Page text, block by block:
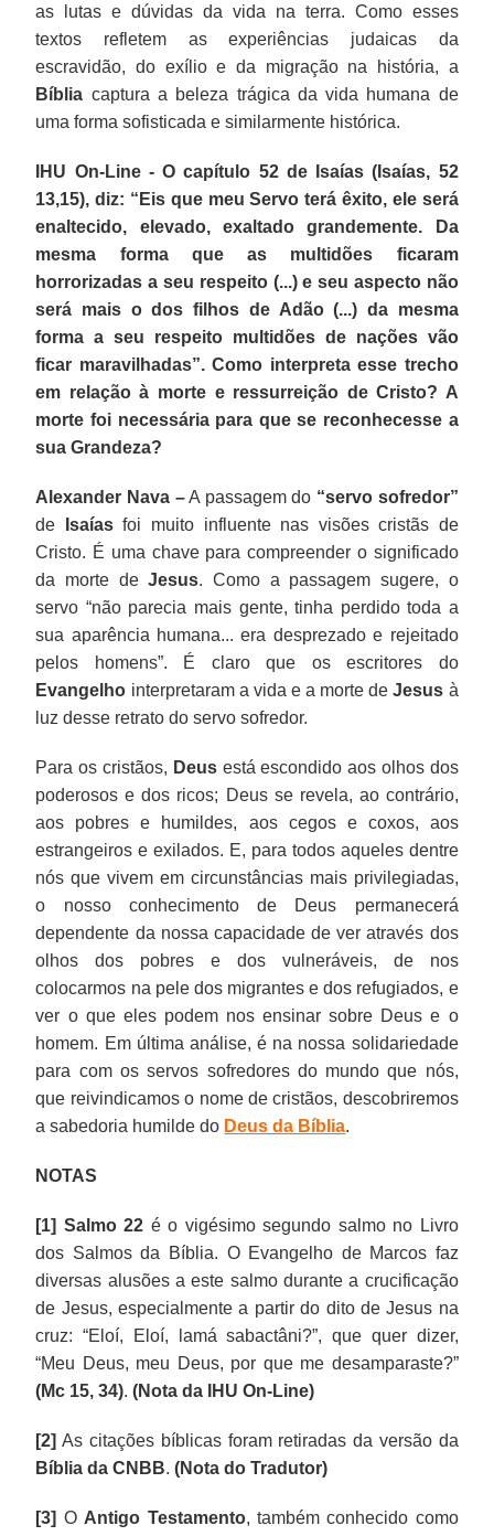
as lutas e dúvidas da vida na terra. Como esses
textos refletem as experiências judaicas da
escravidão, do exílio e da migração na história, a
Bíblia captura a beleza trágica da vida humana de
uma forma sofisticada e similarmente histórica.
IHU On-Line - O capítulo 52 de Isaías (Isaías, 52
13,15), diz: “Eis que meu Servo terá êxito, ele será
enaltecido, elevado, exaltado grandemente. Da
mesma forma que as multidões ficaram
horrorizadas a seu respeito (...) e seu aspecto não
será mais o dos filhos de Adão (...) da mesma
forma a seu respeito multidões de nações vão
ficar maravilhadas”. Como interpreta esse trecho
em relação à morte e ressurreição de Cristo? A
morte foi necessária para que se reconhecesse a
sua Grandeza?
Alexander Nava –A passagem do “servo sofredor”
de Isaíasfoi muito influente nas visões cristãs de
Cristo. É uma chave para compreender o significado
da morte deJesus. Como a passagem sugere, o
servo “não parecia mais gente, tinha perdido toda a
sua aparência humana... era desprezado e rejeitado
pelos homens”. É claro que os escritores do
Evangelho interpretaram a vida e a morte de Jesus à
luz desse retrato do servo sofredor.
Para os cristãos, Deusestá escondido aos olhos dos
poderosos e dos ricos; Deus se revela, ao contrário,
aos pobres e humildes, aos cegos e coxos, aos
estrangeiros e exilados. E, para todos aqueles dentre
nós que vivem em circunstâncias mais privilegiadas,
o nosso conhecimento de Deus permanecerá
dependente da nossa capacidade de ver através dos
olhos dos pobres e dos vulneráveis, de nos
colocarmos na pele dos migrantes e dos refugiados, e
ver o que eles podem nos ensinar sobre Deus e o
homem. Em última análise, é na nossa solidariedade
para com os servos sofredores do mundo que nós,
que reivindicamos o nome de cristãos, descobriremos
a sabedoria humilde do Deus da Bíblia.
NOTAS
[1] Salmo 22 é o vigésimo segundo salmo no Livro
dos Salmos da Bíblia. O Evangelho de Marcos faz
diversas alusões a este salmo durante a crucificação
de Jesus, especialmente a partir do dito de Jesus na
cruz: “Eloí, Eloí, lamá sabactâni?”, que quer dizer,
“Meu Deus, meu Deus, por que me desamparaste?”
(Mc 15, 34).(Nota da IHU On-Line)
[2] As citações bíblicas foram retiradas da versão da
Bíblia da CNBB.(Nota do Tradutor)
[3] O Antigo Testamento, também conhecido como